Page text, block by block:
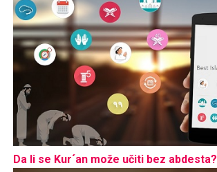
Da li se Kur´an može učiti bez abdesta?